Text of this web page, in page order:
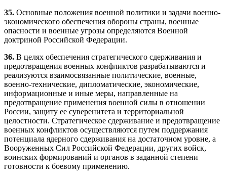
35. Основные положения военной политики и задачи военно-
экономического обеспечения обороны страны, военные
опасности и военные угрозы определяются Военной
доктриной Российской Федерации.
36. В целях обеспечения стратегического сдерживания и
предотвращения военных конфликтов разрабатываются и
реализуются взаимосвязанные политические, военные,
военно-технические, дипломатические, экономические,
информационные и иные меры, направленные на
предотвращение применения военной силы в отношении
России, защиту ее суверенитета и территориальной
целостности. Стратегическое сдерживание и предотвращение
военных конфликтов осуществляются путем поддержания
потенциала ядерного сдерживания на достаточном уровне, а
Вооруженных Сил Российской Федерации, других войск,
воинских формирований и органов в заданной степени
готовности к боевому применению.